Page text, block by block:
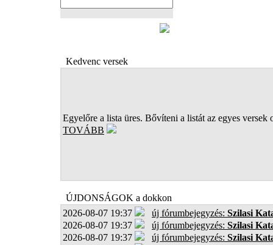
Kedvenc versek
Egyelőre a lista üres. Bővíteni a listát az egyes versek
TOVÁBB
ÚJDONSÁGOK a dokkon
2026-08-07 19:37
új fórumbejegyzés: Szilasi
2026-08-07 19:37
új fórumbejegyzés: Szilasi
2026-08-07 19:37
új fórumbejegyzés: Szilasi